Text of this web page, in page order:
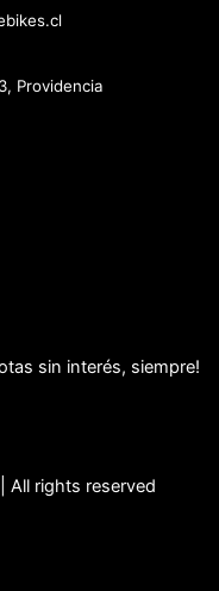
Providencia
sin interés, siempre!
All rights reserved